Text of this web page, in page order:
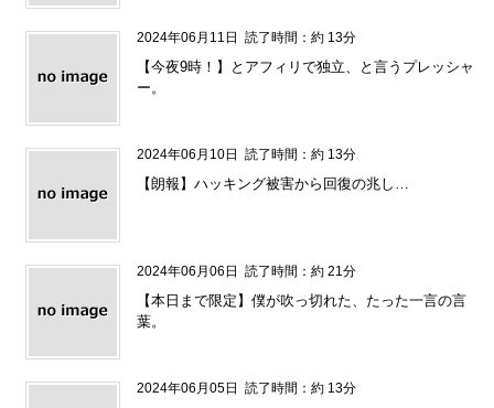
2024年06月11日 読了時間：約 13分
【今夜9時！】とアフィリで独立、と言うプレッシャ
ー。
2024年06月10日 読了時間：約 13分
【朗報】ハッキング被害から回復の兆し…
2024年06月06日 読了時間：約 21分
【本日まで限定】僕が吹っ切れた、たった一言の言
葉。
2024年06月05日 読了時間：約 13分